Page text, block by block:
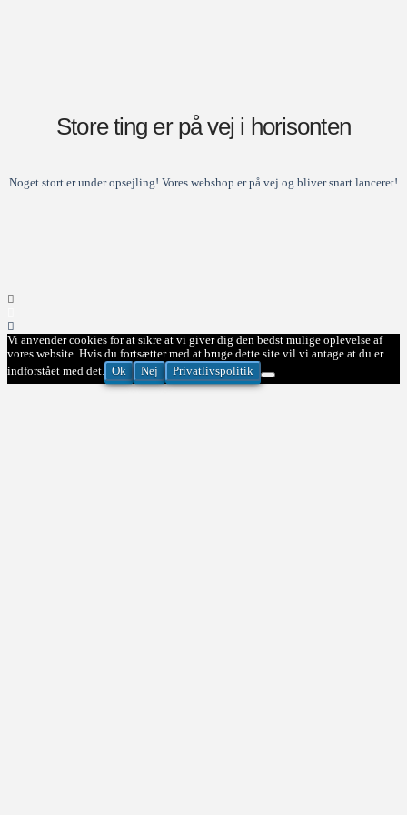
Store ting er på vej i horisonten
Noget stort er under opsejling! Vores webshop er på vej og bliver snart lanceret!
Vi anvender cookies for at sikre at vi giver dig den bedst mulige oplevelse af
vores website. Hvis du fortsætter med at bruge dette site vil vi antage at du er
indforstået med det. Ok Nej Privatlivspolitik